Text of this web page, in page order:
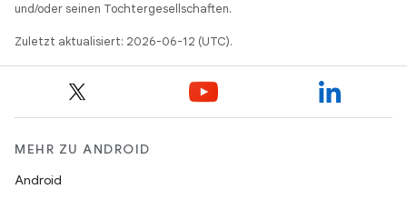
und/oder seinen Tochtergesellschaften.
Zuletzt aktualisiert: 2026-06-12 (UTC).
MEHR ZU ANDROID
Android